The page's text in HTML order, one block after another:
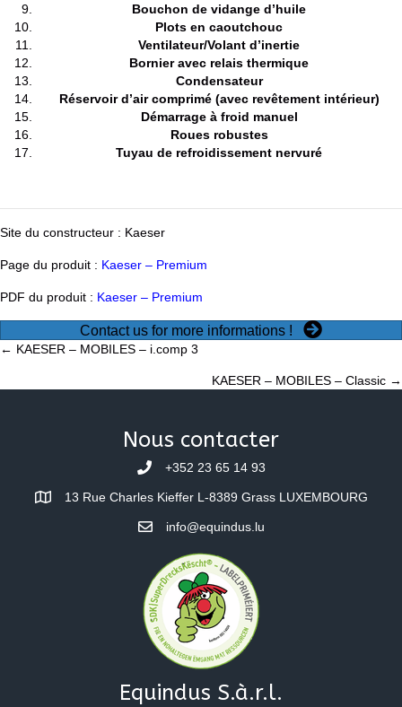
Bouchon de vidange d’huile
Plots en caoutchouc
Ventilateur/Volant d’inertie
Bornier avec relais thermique
Condensateur
Réservoir d’air comprimé (avec revêtement intérieur)
Démarrage à froid manuel
Roues robustes
Tuyau de refroidissement nervuré
Site du constructeur : Kaeser
Page du produit : Kaeser – Premium
PDF du produit : Kaeser – Premium
Contact us for more informations !
Posts
navigation
← KAESER – MOBILES – i.comp 3
KAESER – MOBILES – Classic →
Nous contacter
+352 23 65 14 93
13 Rue Charles Kieffer L-8389 Grass LUXEMBOURG
info@equindus.lu
Equindus S.à.r.l.